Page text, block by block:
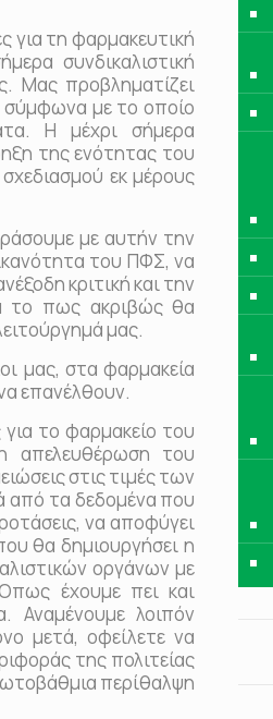
για τη φαρμακευτική
συνδικαλιστική
Μας προβληματίζει
σύμφωνα με το οποίο
Η μέχρι σήμερα
της ενότητας του
εκ μέρους
με αυτήν την
του ΠΦΣ, να
κριτική και την
το πως ακριβώς θα
μας.
μας, στα φαρμακεία
επανέλθουν.
το φαρμακείο του
απελευθέρωση του
στις τιμές των
από τα δεδομένα που
να αποφύγει
θα δημιουργήσει η
οργάνων με
έχουμε πει και
Αναμένουμε λοιπόν
μετά, οφείλετε να
της πολιτείας
περίθαλψη